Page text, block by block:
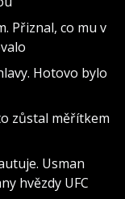
Přiznal, co mu v
Hotovo bylo
zůstal měřítkem
Usman
hvězdy UFC